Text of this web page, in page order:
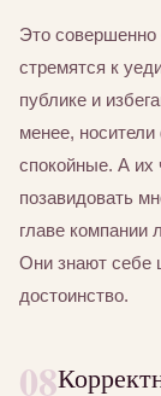
Это
стремятся к
публике и
менее,
спокойные. А их
позавидовать
главе компании
Они знают себе
достоинство.
08